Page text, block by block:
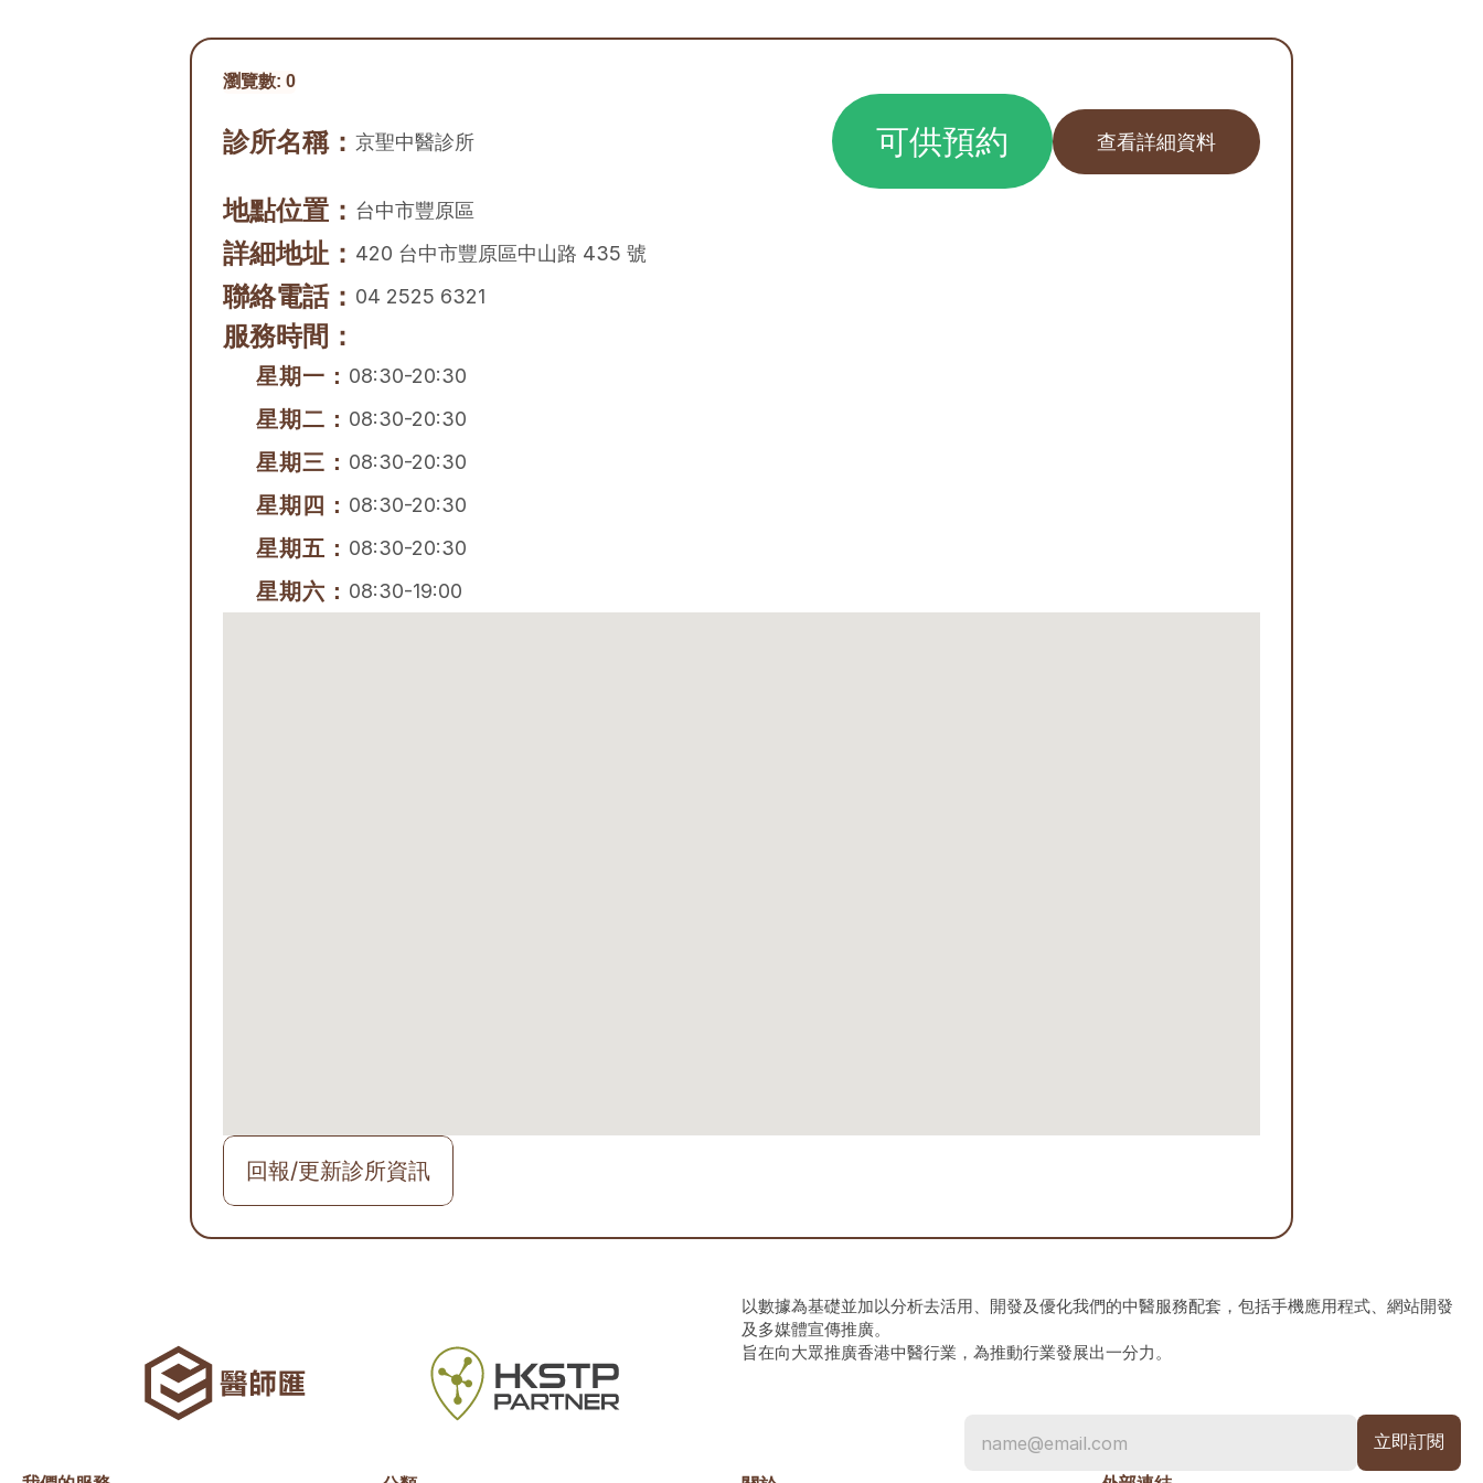
瀏覽數: 0
診所名稱： 京聖中醫診所 可供預約 查看詳細資料
地點位置： 台中市豐原區
詳細地址： 420 台中市豐原區中山路 435 號
聯絡電話： 04 2525 6321
服務時間：
星期一： 08:30-20:30
星期二： 08:30-20:30
星期三： 08:30-20:30
星期四： 08:30-20:30
星期五： 08:30-20:30
星期六： 08:30-19:00
回報/更新診所資訊
以數據為基礎並加以分析去活用、開發及優化我們的中醫服務配套，包括手機應用程式、網站開發
及多媒體宣傳推廣。
旨在向大眾推廣香港中醫行業，為推動行業發展出一分力。